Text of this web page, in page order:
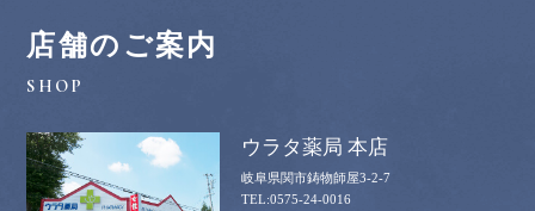
店舗のご案内
ウラタ薬局 本店
岐阜県関市鋳物師屋3-2-7
0575-24-0016